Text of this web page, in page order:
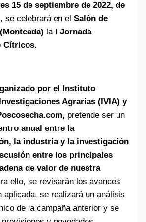
15 de septiembre de 2022, de
, se celebrará en elSalón de
la I Jornada
Cítricos.
por el Instituto
Agrarias (IVIA) y
pretende ser un
anual entre la
la industria y la investigación
entre los principales
de valor de nuestra
ello, se revisarán los avances
aplicada, se realizará un análisis
de la campaña anterior y se